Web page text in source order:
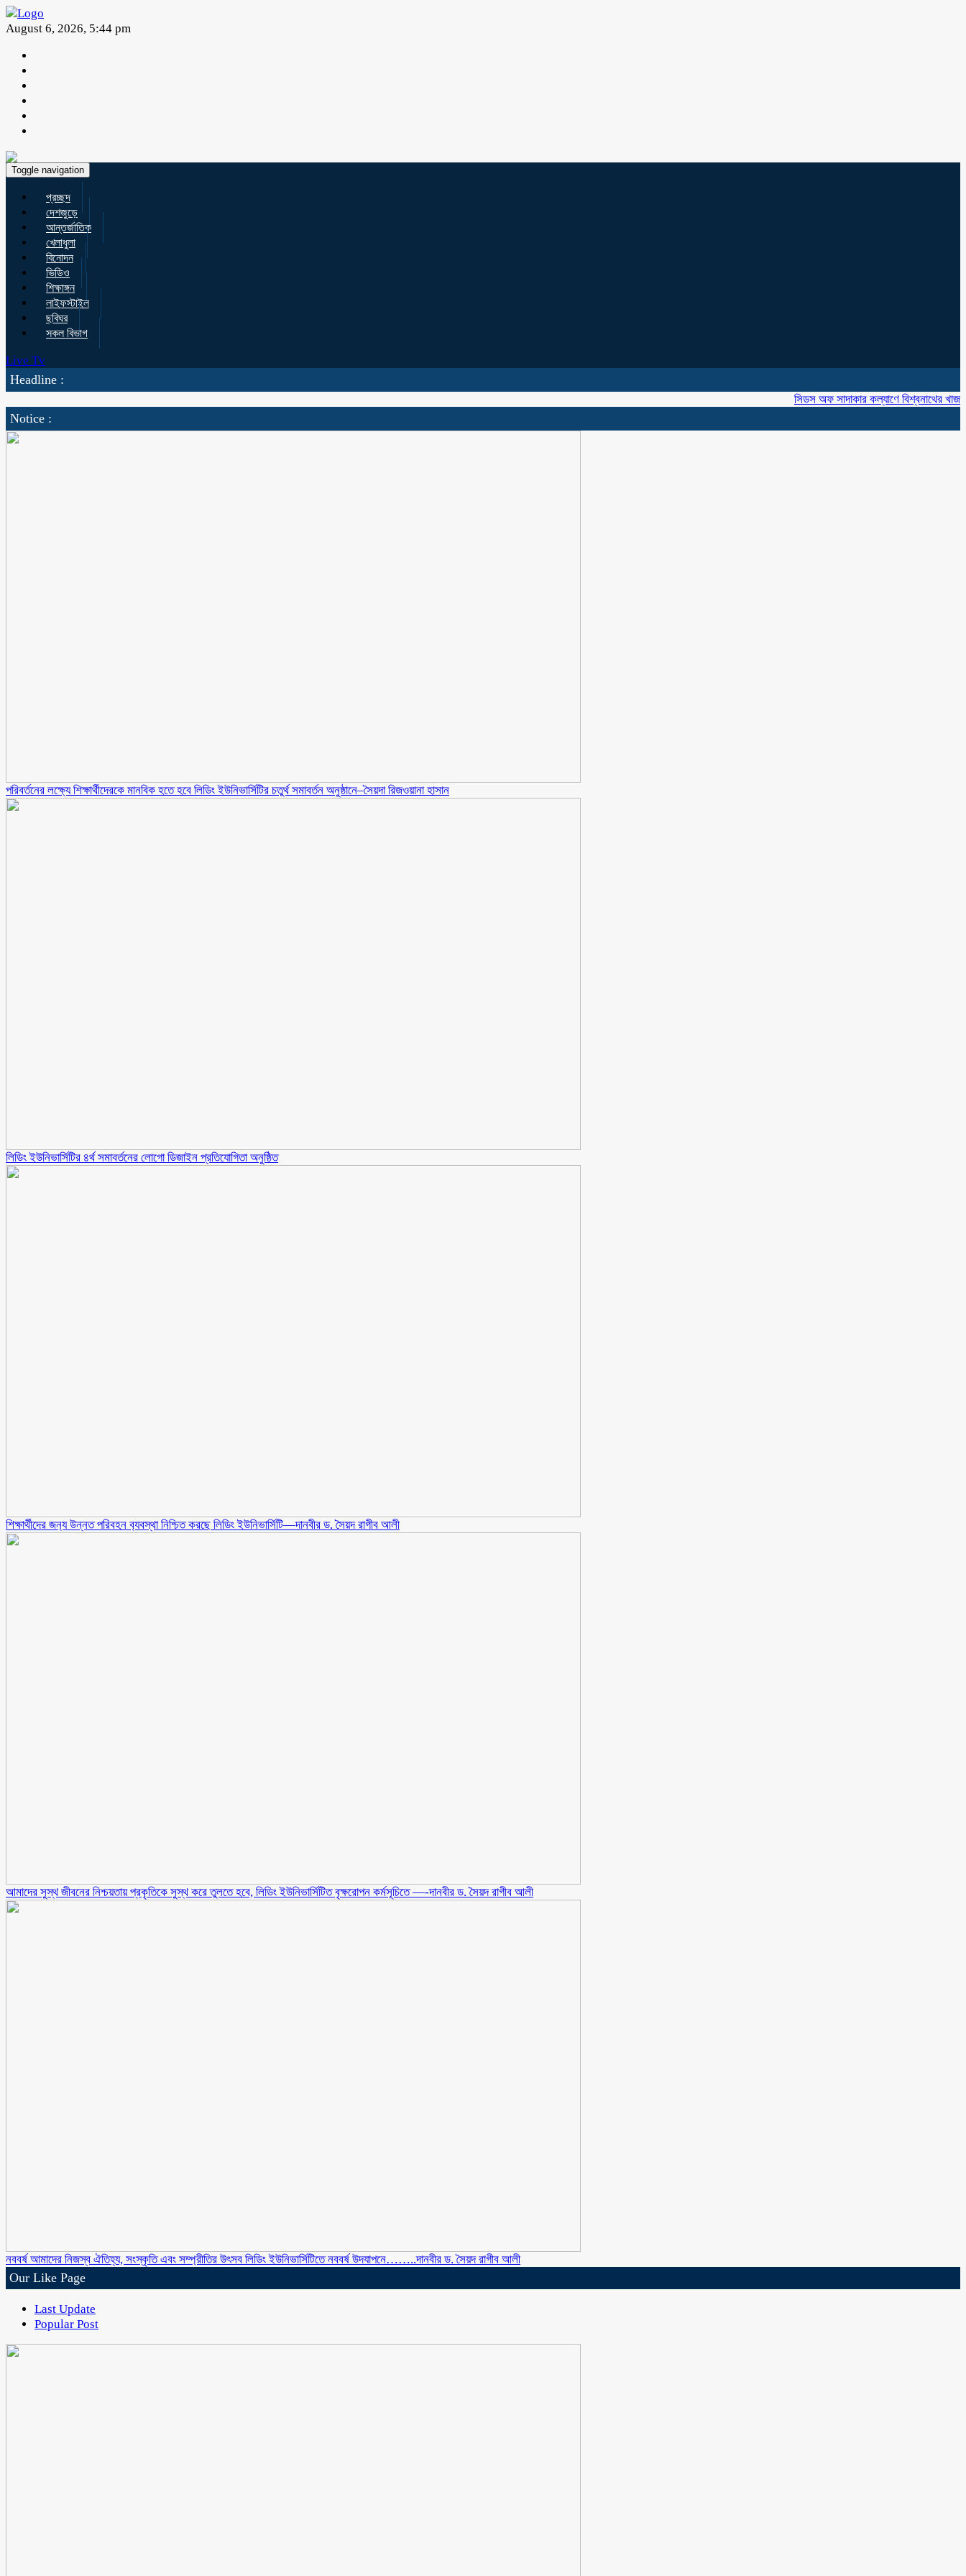
August 6, 2026, 5:44 pm
Toggle navigation
প্রচ্ছদ
দেশজুড়ে
আন্তর্জাতিক
খেলাধুলা
বিনোদন
ভিডিও
শিক্ষাঙ্গন
লাইফস্টাইল
ছবিঘর
সকল বিভাগ
Live Tv
Headline :
সিডস অফ সাদাকার কল্যাণে বিশ্বনাথের
Notice :
পরিবর্তনের লক্ষ‍্যে শিক্ষার্থীদেরকে মানবিক হতে হবে লিডিং ইউনিভার্সিটির চতুর্থ সমাবর্তন অনুষ্ঠানে–সৈয়দা রিজওয়ানা হাসান
লিডিং ইউনিভার্সিটির ৪র্থ সমাবর্তনের লোগো ডিজাইন প্রতিযোগিতা অনুষ্ঠিত
শিক্ষার্থীদের জন‍্য উন্নত পরিবহন ব‍্যবস্থা নিশ্চিত করছে লিডিং ইউনিভার্সিটি—দানবীর ড. সৈয়দ রাগীব আলী
আমাদের সুস্থ জীবনের নিশ্চয়তায় প্রকৃতিকে সুস্থ করে তুলতে হবে, লিডিং ইউনিভার্সিটিত বৃক্ষরোপন কর্মসূচিতে —-দানবীর ড. সৈয়দ রাগীব আলী
নববর্ষ আমাদের নিজস্ব ঐতিহ্য, সংস্কৃতি এবং সম্প্রীতির উৎসব লিডিং ইউনিভার্সিটিতে নববর্ষ উদযাপনে……..দানবীর ড. সৈয়দ রাগীব আলী
Our Like Page
Last Update
Popular Post